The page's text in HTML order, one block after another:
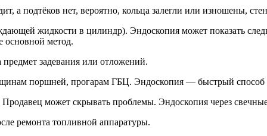
а подтёков нет, вероятно, кольца залегли или изношены,
жидкости в цилиндр). Эндоскопия может показать
основной метод.
задевания или отложений.
поршней, прогарам ГБЦ. Эндоскопия — быстрый способ
Продавец может скрывать проблемы. Эндоскопия через
ремонта топливной аппаратуры.